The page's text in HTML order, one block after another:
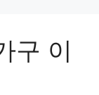
구 이